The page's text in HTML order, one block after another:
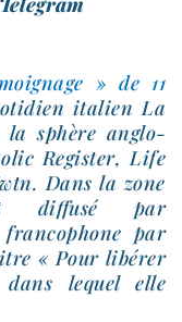
» de 11
ita­lien La
sphère anglo­
Register, Life
Dans la zone
dif­fu­sé par
par
« Pour libé­rer
lequel elle